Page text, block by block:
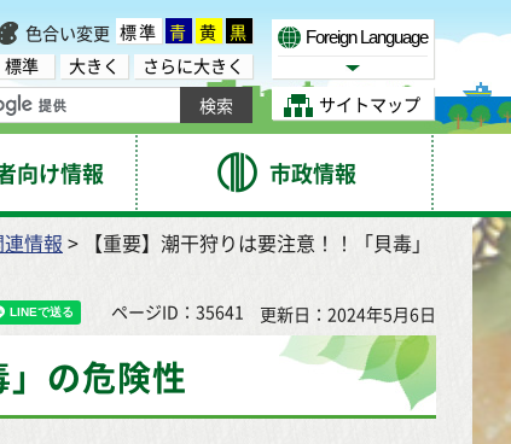
色合い変更 標準 青 黄 黒
標準 大きく
さらに大きく
Foreign Language
Select Language
サイトマップ
向け情報 市政情報
情報 > 【重要】潮干狩りは要注意！！「貝毒」
ページID：35641 更新日：2024年5月6日
」の危険性